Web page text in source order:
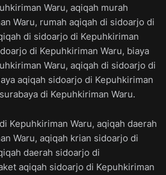
Waru, aqiqah murah
Waru, rumah aqiqah di sidoarjo di
di sidoarjo di Kepuhkiriman
di Kepuhkiriman Waru, biaya
Waru, aqiqah di sidoarjo di
aqiqah sidoarjo di Kepuhkiriman
di Kepuhkiriman Waru.
Kepuhkiriman Waru, aqiqah daerah
Waru, aqiqah krian sidoarjo di
daerah sidoarjo di
aqiqah sidoarjo di Kepuhkiriman